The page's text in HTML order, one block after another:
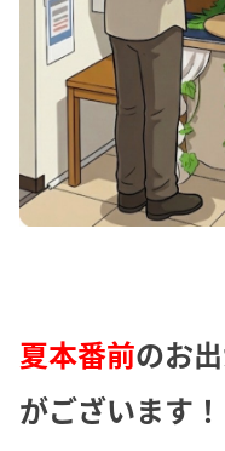
夏本番前のお
がございます！